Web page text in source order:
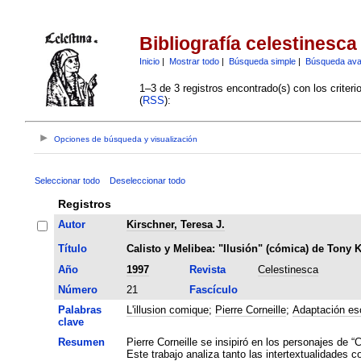
Bibliografía celestinesca
Inicio| Mostrar todo| Búsqueda simple| Búsqueda
1–3 de 3 registros encontrado(s) con los
(RSS):
Opciones de búsqueda y visualización
Seleccionar todo Deseleccionar todo
Registros
Autor
Kirschner, Teresa J.
Título
Calisto y Melibea: "Ilusión" (cómica) de Tony
Año
1997 Revista
Celestinesca
Número
21
Fascículo
Palabras
clave
L'illusion comique; Pierre Corneille; Adaptación
Resumen
Pierre Corneille se insipiró en los personajes de
Este trabajo analiza tanto las intertextualidades